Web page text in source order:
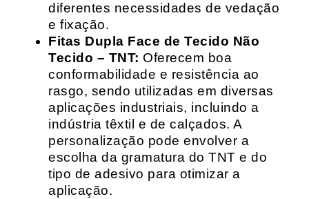
diferentes necessidades de vedação
e fixação.
Fitas Dupla Face de Tecido Não
Tecido – TNT: Oferecem boa
conformabilidade e resistência ao
rasgo, sendo utilizadas em diversas
aplicações industriais, incluindo a
indústria têxtil e de calçados. A
personalização pode envolver a
escolha da gramatura do TNT e do
tipo de adesivo para otimizar a
aplicação.